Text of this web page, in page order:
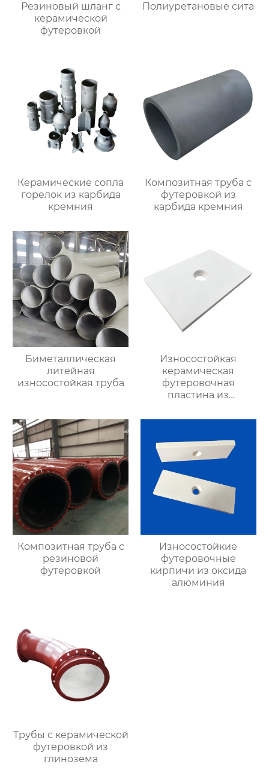
Резиновый шланг с
керамической
футеровкой
Полиуретановые сита
Керамические сопла
горелок из карбида
кремния
Композитная труба с
футеровкой из
карбида кремния
Биметаллическая
литейная
износостойкая труба
Износостойкая
керамическая
футеровочная
пластина из
Композитная труба с
резиновой
футеровкой
Износостойкие
футеровочные
кирпичи из оксида
алюминия
Трубы с керамической
футеровкой из
глинозема